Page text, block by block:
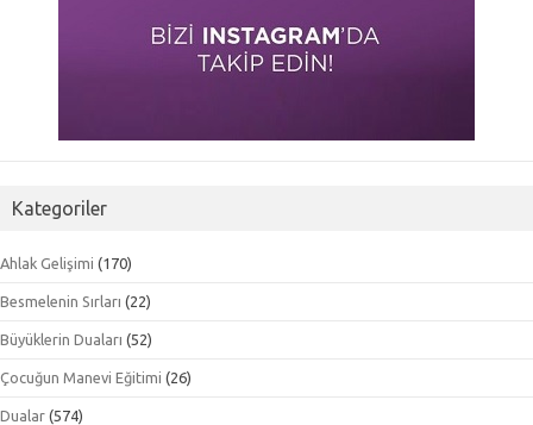
Kategoriler
Ahlak Gelişimi (170)
Besmelenin Sırları (22)
Büyüklerin Duaları (52)
Çocuğun Manevi Eğitimi (26)
Dualar (574)